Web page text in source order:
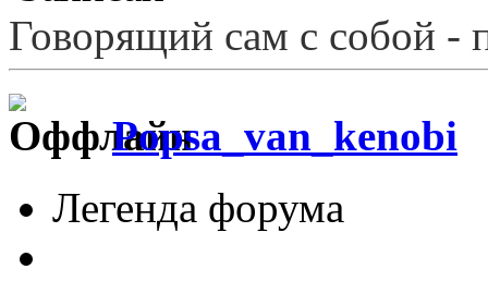
Говорящий сам с собой -
Popsa_van_kenobi
Легенда форума